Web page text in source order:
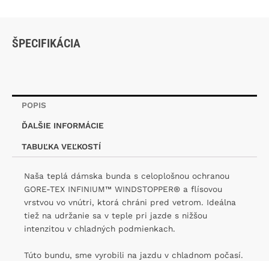
ŠPECIFIKÁCIA
POPIS
ĎALŠIE INFORMÁCIE
TABUĽKA VEĽKOSTÍ
Naša teplá dámska bunda s celoplošnou ochranou
GORE-TEX INFINIUM™ WINDSTOPPER® a flísovou
vrstvou vo vnútri, ktorá chráni pred vetrom. Ideálna
tiež na udržanie sa v teple pri jazde s nižšou
intenzitou v chladných podmienkach.
Túto bundu, sme vyrobili na jazdu v chladnom počasí.